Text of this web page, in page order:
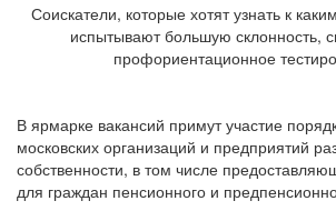
Соискатели, которые хотят узнать к
испытывают большую склонность,
профориентационное
В ярмарке вакансий примут участие
московских организаций и предприятий
собственности, в том числе
для граждан пенсионного и